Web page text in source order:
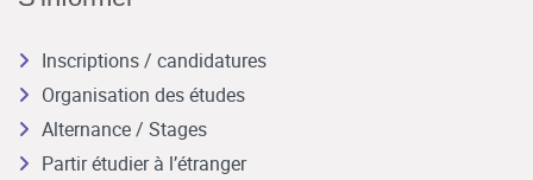
Inscriptions / candidatures
Organisation des études
Alternance / Stages
Partir étudier à l’étranger